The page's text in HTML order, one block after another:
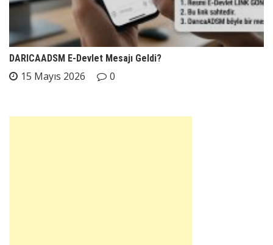
DARICAADSM E-Devlet Mesajı Geldi?
15 Mayıs 2026 0